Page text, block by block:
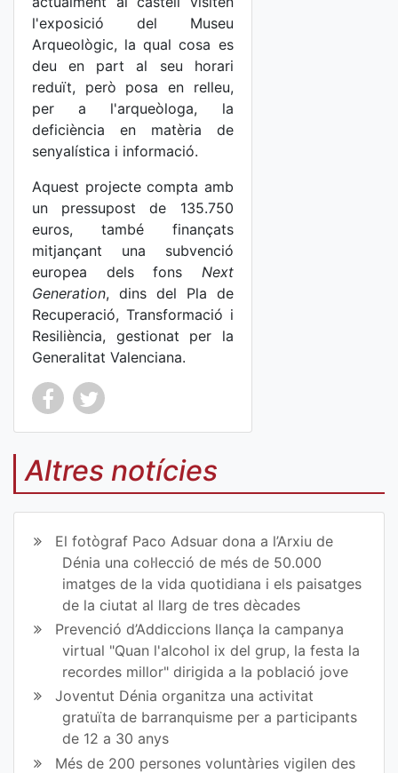
l'exposició del Museu
Arqueològic, la qual cosa es
deu en part al seu horari
reduït, però posa en relleu,
per a l'arqueòloga, la
deficiència en matèria de
senyalística i informació.
Aquest projecte compta amb
un pressupost de 135.750
euros, també finançats
mitjançant una subvenció
europea dels fons Next
Generation, dins del Pla de
Recuperació, Transformació i
Resiliència, gestionat per la
Generalitat Valenciana.
Co
mp
art
ir
en
Fa
ce
bo
ok
Co
mp
art
ir
en
Tw
itt
er
Altres notícies
El fotògraf Paco Adsuar dona a l’Arxiu de
Dénia una col·lecció de més de 50.000
imatges de la vida quotidiana i els paisatges
de la ciutat al llarg de tres dècades
Prevenció d’Addiccions llança la campanya
virtual "Quan l'alcohol ix del grup, la festa la
recordes millor" dirigida a la població jove
Joventut Dénia organitza una activitat
gratuïta de barranquisme per a participants
de 12 a 30 anys
Més de 200 persones voluntàries vigilen des